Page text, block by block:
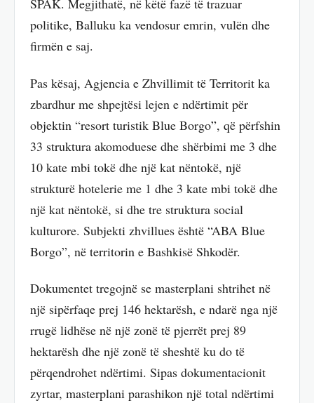
SPAK. Megjithatë, në këtë fazë të trazuar
politike, Balluku ka vendosur emrin, vulën dhe
firmën e saj.
Pas kësaj, Agjencia e Zhvillimit të Territorit ka
zbardhur me shpejtësi lejen e ndërtimit për
objektin “resort turistik Blue Borgo”, që përfshin
33 struktura akomoduese dhe shërbimi me 3 dhe
10 kate mbi tokë dhe një kat nëntokë, një
strukturë hotelerie me 1 dhe 3 kate mbi tokë dhe
një kat nëntokë, si dhe tre struktura social
kulturore. Subjekti zhvillues është “ABA Blue
Borgo”, në territorin e Bashkisë Shkodër.
Dokumentet tregojnë se masterplani shtrihet në
një sipërfaqe prej 146 hektarësh, e ndarë nga një
rrugë lidhëse në një zonë të pjerrët prej 89
hektarësh dhe një zonë të sheshtë ku do të
përqendrohet ndërtimi. Sipas dokumentacionit
zyrtar, masterplani parashikon një total ndërtimi